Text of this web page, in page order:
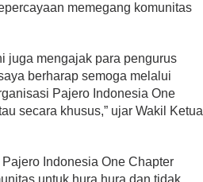
memegang komunitas
juga mengajak para pengurus
berharap semoga melalui
Pajero Indonesia One
secara khusus,” ujar Wakil Ketua
Indonesia One Chapter
untuk hura hura dan tidak